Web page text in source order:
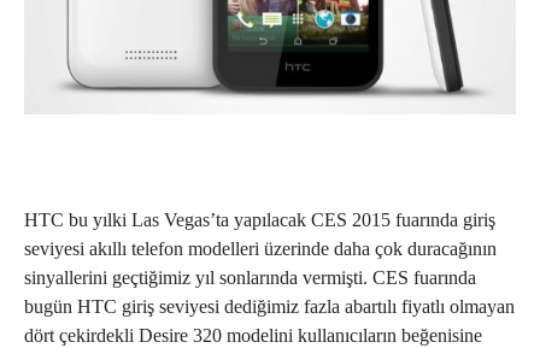
HTC bu yılki Las Vegas’ta yapılacak CES 2015 fuarında giriş
seviyesi akıllı telefon modelleri üzerinde daha çok duracağının
sinyallerini geçtiğimiz yıl sonlarında vermişti. CES fuarında
bugün HTC giriş seviyesi dediğimiz fazla abartılı fiyatlı olmayan
dört çekirdekli Desire 320 modelini kullanıcıların beğenisine